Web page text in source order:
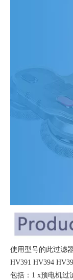
使用型号的此过滤
HV391 HV394
包括：1 x预电机过